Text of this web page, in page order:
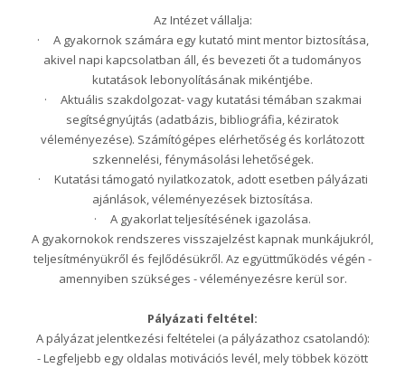
Az Intézet vállalja:
· A gyakornok számára egy kutató mint mentor biztosítása,
akivel napi kapcsolatban áll, és bevezeti őt a tudományos
kutatások lebonyolításának mikéntjébe.
· Aktuális szakdolgozat- vagy kutatási témában szakmai
segítségnyújtás (adatbázis, bibliográfia, kéziratok
véleményezése). Számítógépes elérhetőség és korlátozott
szkennelési, fénymásolási lehetőségek.
· Kutatási támogató nyilatkozatok, adott esetben pályázati
ajánlások, véleményezések biztosítása.
· A gyakorlat teljesítésének igazolása.
A gyakornokok rendszeres visszajelzést kapnak munkájukról,
teljesítményükről és fejlődésükről. Az együttműködés végén -
amennyiben szükséges - véleményezésre kerül sor.
Pályázati feltétel:
A pályázat jelentkezési feltételei (a pályázathoz csatolandó):
- Legfeljebb egy oldalas motivációs levél, mely többek között